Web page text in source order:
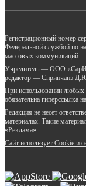
Регистрационный номер
Федеральной службой по
массовых коммуникаций.
Учредитель — ООО
редактор — Спринчанэ
При использовании
обязательна гиперссылка на
Редакция не несет
материалах. Такие
«Реклама».
Сайт использует Cookie и